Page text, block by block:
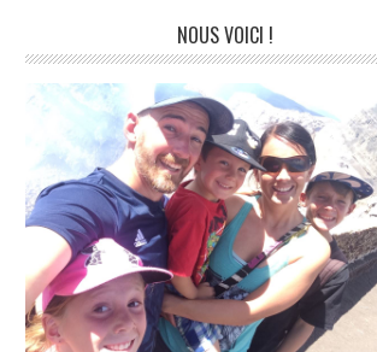
NOUS VOICI !